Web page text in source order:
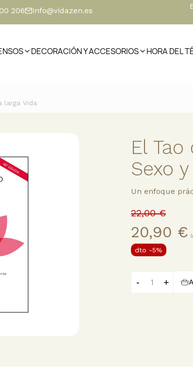
206 info@vidazen.es
DECORACIÓN Y ACCESORIOS HORA DEL
larga Vida
El
Sexo
Un enfoque
22,00 €
20,90 €
dto -5%
- +